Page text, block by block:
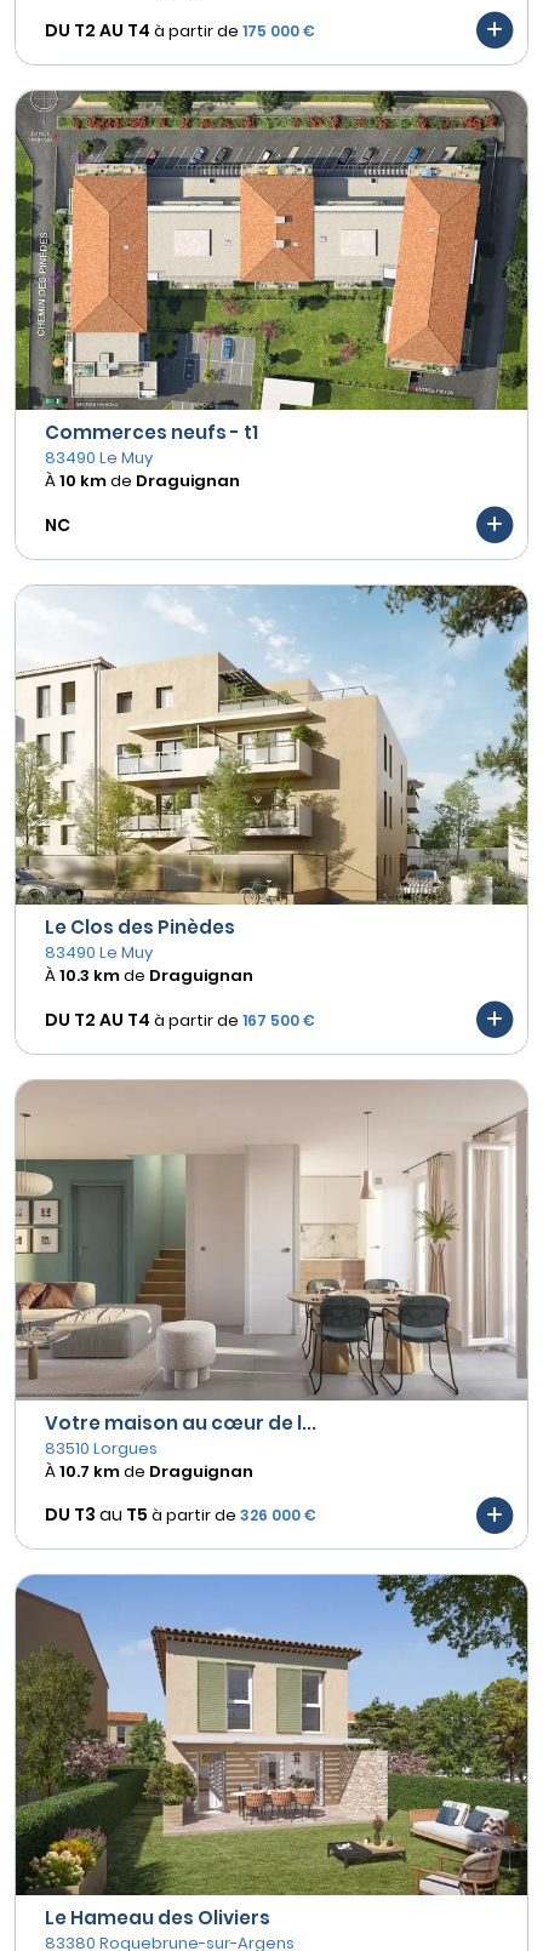
DU T2 AU T4 à partir de 175 000 €
Commerces neufs - t1
83490 Le Muy
À10 kmde Draguignan
NC
Le Clos des Pinèdes
83490 Le Muy
À10.3 kmde Draguignan
DU T2 AU T4 à partir de 167 500 €
Votre maison au cœur de l...
83510 Lorgues
À10.7 kmde Draguignan
DU T3 au T5 à partir de 326 000 €
Le Hameau des Oliviers
83380 Roquebrune-sur-Argens